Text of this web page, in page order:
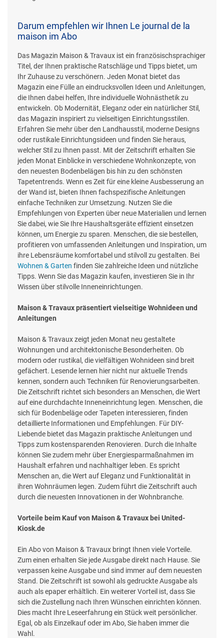
Darum empfehlen wir Ihnen Le journal de la
maison im Abo
Das Magazin Maison & Travaux ist ein französischsprachiger
Titel, der Ihnen praktische Ratschläge und Tipps bietet, um
Ihr Zuhause zu verschönern. Jeden Monat bietet das
Magazin eine Fülle an eindrucksvollen Ideen und Anleitungen,
die Ihnen dabei helfen, Ihre individuelle Wohnästhetik zu
entwickeln. Ob Modernität, Eleganz oder ein natürlicher Stil,
das Magazin inspiriert zu vielseitigen Einrichtungsstilen.
Erfahren Sie mehr über den Landhausstil, moderne Designs
oder rustikale Einrichtungsideen und finden Sie heraus,
welcher Stil zu Ihnen passt. Mit der Zeitschrift erhalten Sie
jeden Monat Einblicke in verschiedene Wohnkonzepte, von
den neuesten Bodenbelägen bis hin zu den schönsten
Tapetentrends. Wenn es Zeit für eine kleine Ausbesserung an
der Wand ist, bieten Ihnen fachspezifische Anleitungen
einfache Techniken zur Umsetzung. Nutzen Sie die
Empfehlungen von Experten über neue Materialien und lernen
Sie dabei, wie Sie Ihre Haushaltsgeräte effizient einsetzen
können, um Energie zu sparen. Menschen, die sie bestellen,
profitieren von umfassenden Anleitungen und Inspiration, um
ihre Lebensräume komfortabel und stilvoll zu gestalten. Bei
Wohnen & Garten finden Sie zahlreiche Ideen und nützliche
Tipps. Wenn Sie das Magazin kaufen, investieren Sie in Ihr
Wissen über stilvolle Inneneinrichtungen.
Maison & Travaux präsentiert vielseitige Wohnideen und
Anleitungen
Maison & Travaux zeigt jeden Monat neu gestaltete
Wohnungen und architektonische Besonderheiten. Ob
modern oder rustikal, die vielfältigen Wohnideen sind breit
gefächert. Lesende lernen hier nicht nur aktuelle Trends
kennen, sondern auch Techniken für Renovierungsarbeiten.
Die Zeitschrift richtet sich besonders an Menschen, die Wert
auf eine durchdachte Inneneinrichtung legen. Menschen, die
sich für Bodenbeläge oder Tapeten interessieren, finden
detaillierte Informationen und Empfehlungen. Für DIY-
Liebende bietet das Magazin praktische Anleitungen und
Tipps zum kostensparenden Renovieren. Durch die Inhalte
können Sie zudem mehr über Energiesparmaßnahmen im
Haushalt erfahren und nachhaltiger leben. Es spricht
Menschen an, die Wert auf Eleganz und Funktionalität in
ihren Wohnräumen legen. Zudem führt die Zeitschrift auch
durch die neuesten Innovationen in der Wohnbranche.
Vorteile beim Kauf von Maison & Travaux bei United-
Kiosk.de
Ein Abo von Maison & Travaux bringt Ihnen viele Vorteile.
Zum einen erhalten Sie jede Ausgabe direkt nach Hause. Sie
verpassen keine Ausgabe und sind immer auf dem neuesten
Stand. Die Zeitschrift ist sowohl als gedruckte Ausgabe als
auch als epaper erhältlich. Ein weiterer Vorteil ist, dass Sie
sich die Zustellung nach Ihren Wünschen einrichten können.
Dies macht Ihre Leseerfahrung ein Stück weit persönlicher.
Egal, ob als Einzelkauf oder im Abo, Sie haben immer die
Wahl.